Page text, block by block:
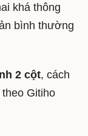
khá thông
bình thường
2 cột, cách
Gitiho